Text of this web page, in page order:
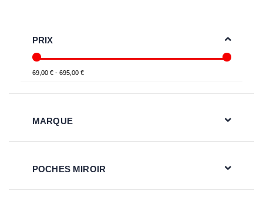
PRIX
69,00 € - 695,00 €
MARQUE
POCHES MIROIR